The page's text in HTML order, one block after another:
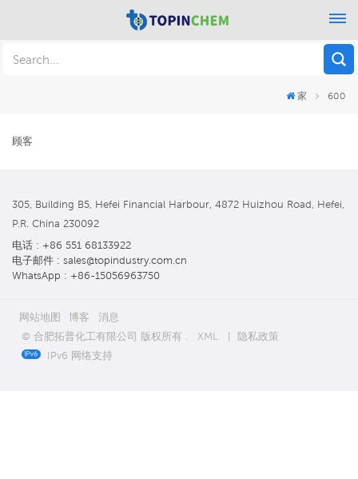
家 600
顾客
305, Building B5, Hefei Financial Harbour, 4872 Huizhou Road, Hefei,
P.R. China 230092
电话 : +86 551 68133922
电子邮件 : sales@topindustry.com.cn
WhatsApp : +86-15056963750
网站地图 博客
消息
© 合肥拓普化工有限公司 版权所有 .
XML
隐私政策
IPv6 网络支持